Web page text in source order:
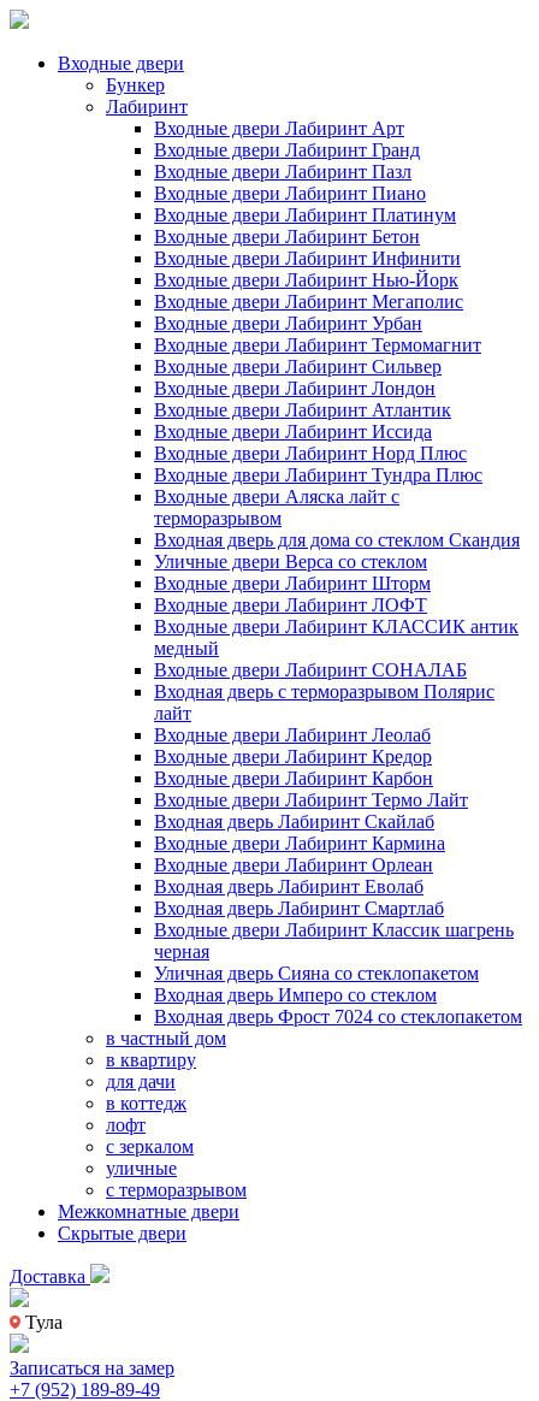
Входные двери
Бункер
Лабиринт
Входные двери Лабиринт Арт
Входные двери Лабиринт Гранд
Входные двери Лабиринт Пазл
Входные двери Лабиринт Пиано
Входные двери Лабиринт Платинум
Входные двери Лабиринт Бетон
Входные двери Лабиринт Инфинити
Входные двери Лабиринт Нью-Йорк
Входные двери Лабиринт Мегаполис
Входные двери Лабиринт Урбан
Входные двери Лабиринт Термомагнит
Входные двери Лабиринт Сильвер
Входные двери Лабиринт Лондон
Входные двери Лабиринт Атлантик
Входные двери Лабиринт Иссида
Входные двери Лабиринт Норд Плюс
Входные двери Лабиринт Тундра Плюс
Входные двери Аляска лайт с
терморазрывом
Входная дверь для дома со стеклом Скандия
Уличные двери Верса со стеклом
Входные двери Лабиринт Шторм
Входные двери Лабиринт ЛОФТ
Входные двери Лабиринт КЛАССИК антик
медный
Входные двери Лабиринт СОНАЛАБ
Входная дверь с терморазрывом Полярис
лайт
Входные двери Лабиринт Леолаб
Входные двери Лабиринт Кредор
Входные двери Лабиринт Карбон
Входные двери Лабиринт Термо Лайт
Входная дверь Лабиринт Скайлаб
Входные двери Лабиринт Кармина
Входные двери Лабиринт Орлеан
Входная дверь Лабиринт Еволаб
Входная дверь Лабиринт Смартлаб
Входные двери Лабиринт Классик шагрень
черная
Уличная дверь Сияна со стеклопакетом
Входная дверь Имперо со стеклом
Входная дверь Фрост 7024 со стеклопакетом
в частный дом
в квартиру
для дачи
в коттедж
лофт
с зеркалом
уличные
с терморазрывом
Межкомнатные двери
Скрытые двери
Доставка
Тула
Записаться на замер
+7 (952) 189-89-49